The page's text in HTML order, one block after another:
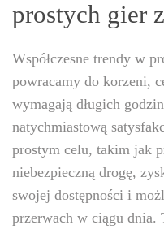
prostych gier
Współczesne trendy w
powracamy do korzeni,
wymagają długich
natychmiastową
prostym celu, takim jak
niebezpieczną drogę,
swojej dostępności i
przerwach w ciągu dnia.